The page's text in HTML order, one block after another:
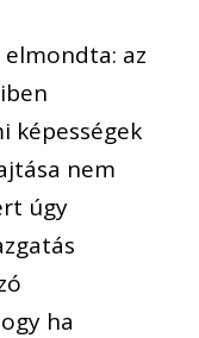
az
képességek
nem
úgy
ha